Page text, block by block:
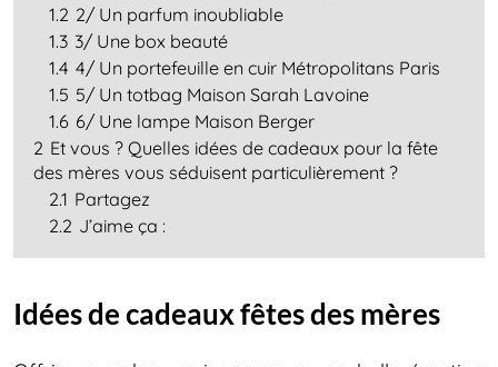
1.2 2/ Un parfum inoubliable
1.3 3/ Une box beauté
1.4 4/ Un portefeuille en cuir Métropolitans Paris
1.5 5/ Un totbag Maison Sarah Lavoine
1.6 6/ Une lampe Maison Berger
2 Et vous ? Quelles idées de cadeaux pour la fête
des mères vous séduisent particulièrement ?
2.1 Partagez
2.2 J’aime ça :
Idées de cadeaux fêtes des mères